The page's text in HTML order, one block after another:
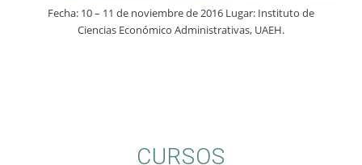
Fecha: 10 – 11 de noviembre de 2016 Lugar: Instituto de
Ciencias Económico Administrativas, UAEH.
CURSOS